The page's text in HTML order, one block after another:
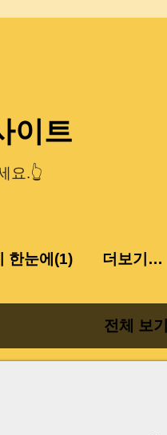
이트
요.👆
한눈에(1) 더보기…
전체 보기